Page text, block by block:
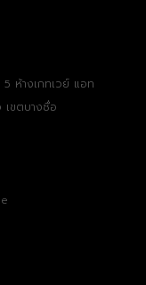
ห้างเกทเวย์ แอท
เขตบางซื่อ